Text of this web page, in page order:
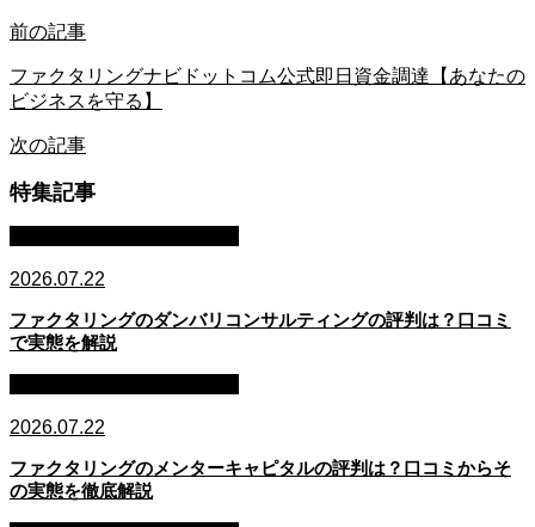
前の記事
ファクタリングナビドットコム公式即日資金調達【あなたの
ビジネスを守る】
次の記事
特集記事
2026.07.22
ファクタリングのダンバリコンサルティングの評判は？口コミ
で実態を解説
2026.07.22
ファクタリングのメンターキャピタルの評判は？口コミからそ
の実態を徹底解説